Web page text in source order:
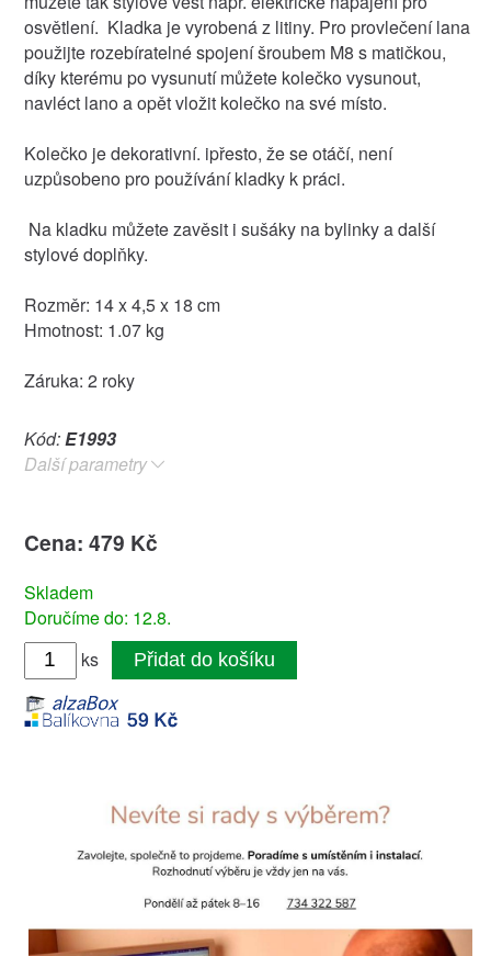
osvětlení. Kladka je vyrobená z litiny. Pro provlečení lana
použijte rozebíratelné spojení šroubem M8 s matičkou,
díky kterému po vysunutí můžete kolečko vysunout,
navléct lano a opět vložit kolečko na své místo.
Kolečko je dekorativní. ipřesto, že se otáčí, není
uzpůsobeno pro používání kladky k práci.
Na kladku můžete zavěsit i sušáky na bylinky a další
stylové doplňky.
Rozměr: 14 x 4,5 x 18 cm
Hmotnost: 1.07 kg
Záruka: 2 roky
Kód:E1993
Další parametry
Cena: 479 Kč
Skladem
Doručíme do: 12.8.
ks
Přidat do košíku